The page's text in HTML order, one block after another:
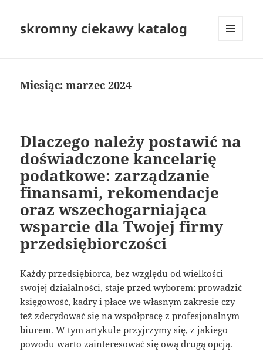
skromny ciekawy katalog
Miesiąc:marzec 2024
Dlaczego należy postawić na
doświadczone kancelarię
podatkowe: zarządzanie
finansami, rekomendacje
oraz wszechogarniająca
wsparcie dla Twojej firmy
przedsiębiorczości
Każdy przedsiębiorca, bez względu od wielkości
swojej działalności, staje przed wyborem: prowadzić
księgowość, kadry i płace we własnym zakresie czy
też zdecydować się na współpracę z profesjonalnym
biurem. W tym artykule przyjrzymy się, z jakiego
powodu warto zainteresować się ową drugą opcją.